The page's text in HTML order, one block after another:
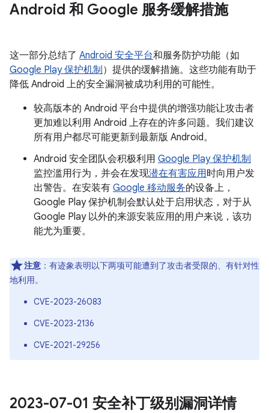
Android 和 Google 服务缓解措施
这一部分总结了 Android 安全平台和服务防护功能（如
Google Play 保护机制 ）提供的缓解措施。这些功能有助于
降低 Android 上的安全漏洞被成功利用的可能性。
较高版本的 Android 平台中提供的增强功能让攻击者
更加难以利用 Android 上存在的许多问题。我们建议
所有用户都尽可能更新到最新版 Android。
Android 安全团队会积极利用 Google Play 保护机制
监控滥用行为，并会在发现潜在有害应用时向用户发
出警告。在安装有 Google 移动服务的设备上，
Google Play 保护机制会默认处于启用状态，对于从
Google Play 以外的来源安装应用的用户来说，该功
能尤为重要。
注意 ：有迹象表明以下两项可能遭到了攻击者受限的、有针对性
地利用。
CVE-2023-26083
CVE-2023-2136
CVE-2021-29256
2023-07-01 安全补丁级别漏洞详情